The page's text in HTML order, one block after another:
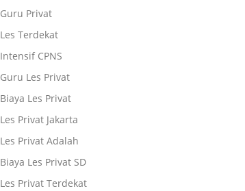
Guru Privat
Les Terdekat
Intensif CPNS
Guru Les Privat
Biaya Les Privat
Les Privat Jakarta
Les Privat Adalah
Biaya Les Privat SD
Les Privat Terdekat